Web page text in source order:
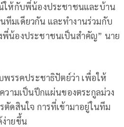
ให้กับพี่น้องประชาชนและบ้าน
ทีมเดียวกัน และทำงานร่วมกับ
น้องประชาชนเป็นสำคัญ” นาย
พรรคประชาธิปัตย์ว่า เพื่อให้
วามเป็นปึกแผ่นของตระกูลม่วง
ตัดสินใจ การที่เข้ามาอยู่ในทีม
ายขึ้น